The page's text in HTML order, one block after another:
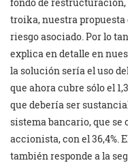
troika, nuestra propuesta
riesgo asociado. Por lo
explica en detalle en
la solución sería el uso
que ahora cubre sólo el
que debería ser
sistema bancario, que
accionista, con el 36,4%.
también responde a la